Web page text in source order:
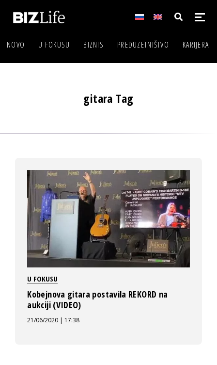
NOVO U FOKUSU BIZNIS PREDUZETNIŠTVO KARIJERA
gitara Tag
U FOKUSU
Kobejnova gitara postavila REKORD na
aukciji (VIDEO)
21/06/2020 | 17:38